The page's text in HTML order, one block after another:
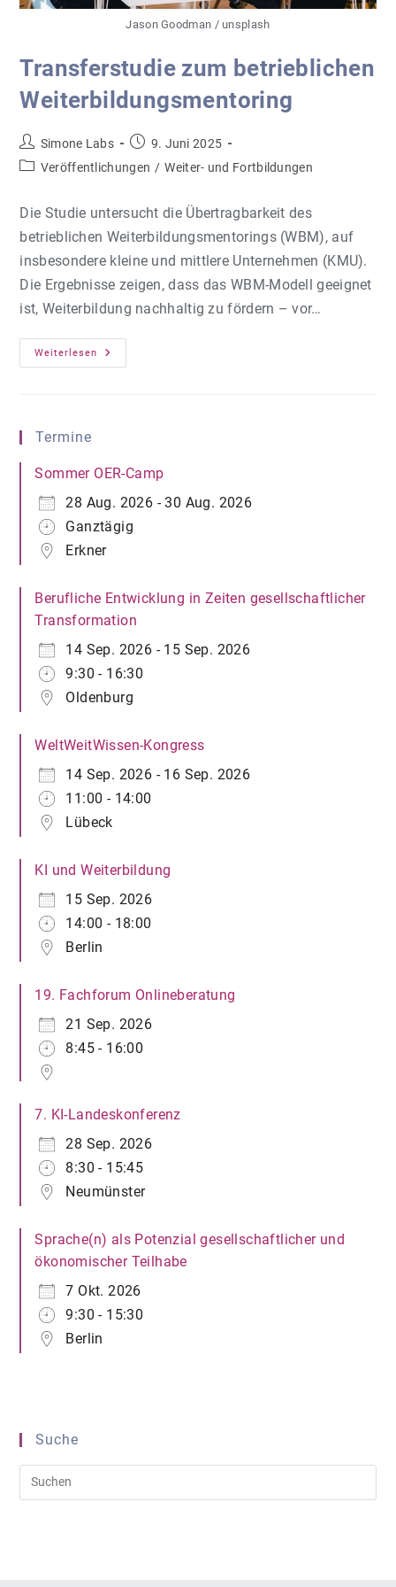
Jason Goodman / unsplash
Transferstudie zum betrieblichen
Weiterbildungsmentoring
Beitrags-
Autor:
Simone Labs
Beitrag
veröffentlicht:
9. Juni 2025
Beitrags-
Veröffentlichungen / Weiter- und Fortbildungen
Die Studie untersucht die Übertragbarkeit des
betrieblichen Weiterbildungsmentorings (WBM), auf
insbesondere kleine und mittlere Unternehmen (KMU).
Die Ergebnisse zeigen, dass das WBM-Modell geeignet
ist, Weiterbildung nachhaltig zu fördern – vor…
Weiterlesen
Transferstudie
Zum
Termine
Sommer OER-Camp
28 Aug. 2026 - 30 Aug. 2026
Ganztägig
Erkner
Berufliche Entwicklung in Zeiten gesellschaftlicher
Transformation
14 Sep. 2026 - 15 Sep. 2026
9:30 - 16:30
Oldenburg
WeltWeitWissen-Kongress
14 Sep. 2026 - 16 Sep. 2026
11:00 - 14:00
Lübeck
KI und Weiterbildung
15 Sep. 2026
14:00 - 18:00
Berlin
19. Fachforum Onlineberatung
21 Sep. 2026
8:45 - 16:00
7. KI-Landeskonferenz
28 Sep. 2026
8:30 - 15:45
Neumünster
Sprache(n) als Potenzial gesellschaftlicher und
ökonomischer Teilhabe
7 Okt. 2026
9:30 - 15:30
Berlin
Suche